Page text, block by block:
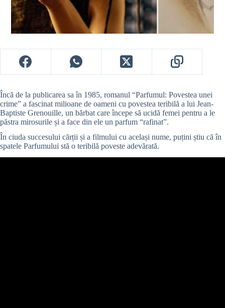
Încă de la publicarea sa în 1985, romanul “Parfumul: Povestea unei
crime” a fascinat milioane de oameni cu povestea teribilă a lui Jean-
Baptiste Grenouille, un bărbat care începe să ucidă femei pentru a le
păstra mirosurile și a face din ele un parfum “rafinat”.
În ciuda succesului cărții și a filmului cu același nume, puțini știu că în
spatele Parfumului stă o teribilă poveste adevărată.